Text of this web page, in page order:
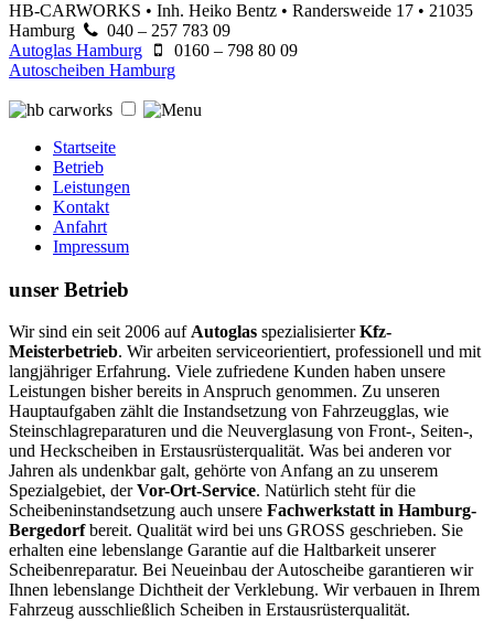
HB-CARWORKS • Inh. Heiko Bentz • Randersweide 17 • 21035
Hamburg
040 – 257 783 09
Autoglas Hamburg
0160 – 798 80 09
Autoscheiben Hamburg
Startseite
Betrieb
Leistungen
Kontakt
Anfahrt
Impressum
unser Betrieb
Wir sind ein seit 2006 aufAutoglas spezialisierterKfz-
Meisterbetrieb. Wir arbeiten serviceorientiert, professionell und mit
langjähriger Erfahrung. Viele zufriedene Kunden haben unsere
Leistungen bisher bereits in Anspruch genommen. Zu unseren
Hauptaufgaben zählt die Instandsetzung von Fahrzeugglas, wie
Steinschlagreparaturen und die Neuverglasung von Front-, Seiten-,
und Heckscheiben in Erstausrüsterqualität. Was bei anderen vor
Jahren als undenkbar galt, gehörte von Anfang an zu unserem
Spezialgebiet, derVor-Ort-Service. Natürlich steht für die
Scheibeninstandsetzung auch unsere Fachwerkstatt in Hamburg-
Bergedorfbereit. Qualität wird bei uns GROSS geschrieben. Sie
erhalten eine lebenslange Garantie auf die Haltbarkeit unserer
Scheibenreparatur. Bei Neueinbau der Autoscheibe garantieren wir
Ihnen lebenslange Dichtheit der Verklebung. Wir verbauen in Ihrem
Fahrzeug ausschließlich Scheiben in Erstausrüsterqualität.